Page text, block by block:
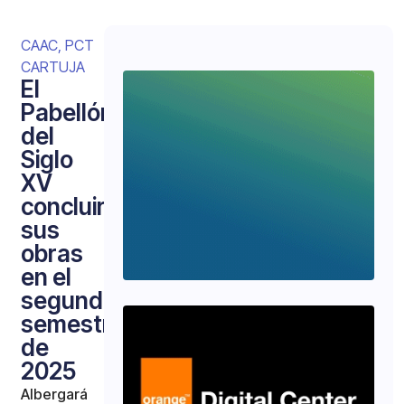
CAAC ,PCT
CARTUJA
El
Pabellón
del
Siglo
XV
concluirá
sus
obras
en el
segundo
semestre
de
2025
Albergará